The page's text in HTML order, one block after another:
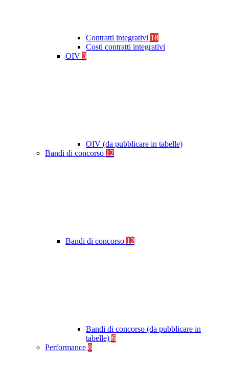
Contratti integrativi 18
Costi contratti integrativi
OIV 3
OIV (da pubblicare in tabelle)
Bandi di concorso 12
Bandi di concorso 12
Bandi di concorso (da pubblicare in
tabelle) 6
Performance 8